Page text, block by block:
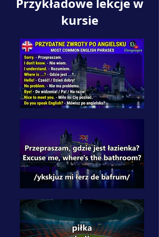
Przykładowe lekcje w
kursie